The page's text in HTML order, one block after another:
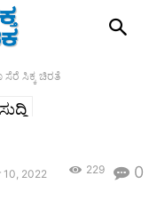
ಸೆರೆ ಸಿಕ್ಕ ಚಿರತೆ
ಸುದ್ದಿ
10, 2022 0
229